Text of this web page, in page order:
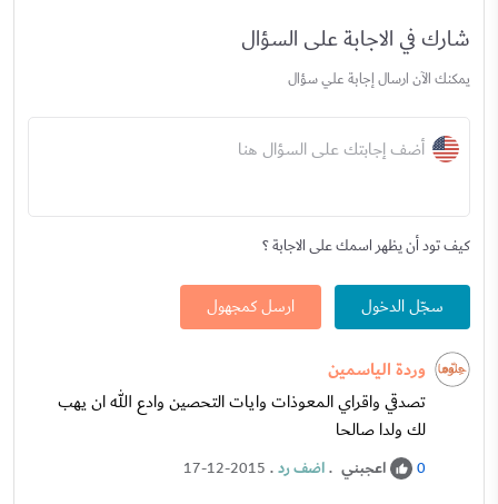
شارك في الاجابة على السؤال
يمكنك الآن ارسال إجابة علي سؤال
أضف إجابتك على السؤال هنا
كيف تود أن يظهر اسمك على الاجابة ؟
سجّل الدخول ارسل كمجهول
وردة الياسمين
تصدقي واقراي المعوذات وايات التحصين وادع الله ان يهب
لك ولدا صالحا
0 اعجبني .اضف رد.
17-12-2015